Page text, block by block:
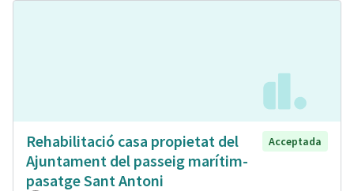
Rehabilitació casa propietat del
Ajuntament del passeig marítim-
pasatge Sant Antoni
Acceptada